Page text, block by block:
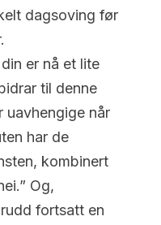
dagsoving før
er nå et lite
til denne
uavhengige når
har de
kombinert
Og,
fortsatt en